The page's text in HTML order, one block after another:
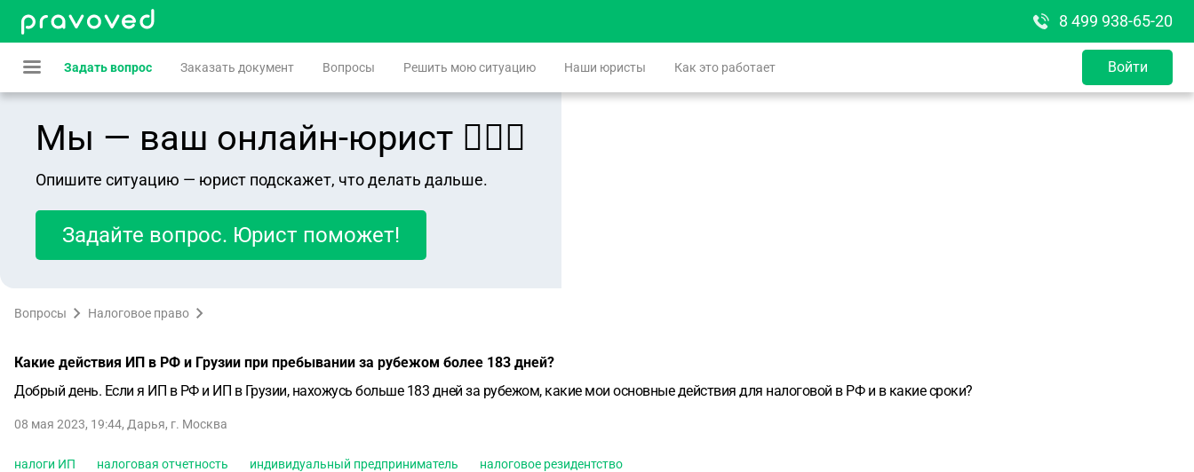
8 499 938-65-20
Задать вопрос Заказать документ Вопросы Решить мою ситуацию Наши юристы Как это работает Войти
Мы — ваш онлайн-юрист 👨🏻‍⚖️
Опишите ситуацию — юрист подскажет, что делать дальше.
Задайте вопрос. Юрист поможет!
Вопросы Налоговое право
Какие действия ИП в РФ и Грузии при пребывании за рубежом более 183 дней?
Добрый день. Если я ИП в РФ и ИП в Грузии, нахожусь больше 183 дней за рубежом, какие мои основные действия для налоговой в РФ и в какие сроки?
08 мая 2023, 19:44, Дарья, г. Москва
налоги ИП налоговая отчетность индивидуальный предприниматель налоговое резидентство